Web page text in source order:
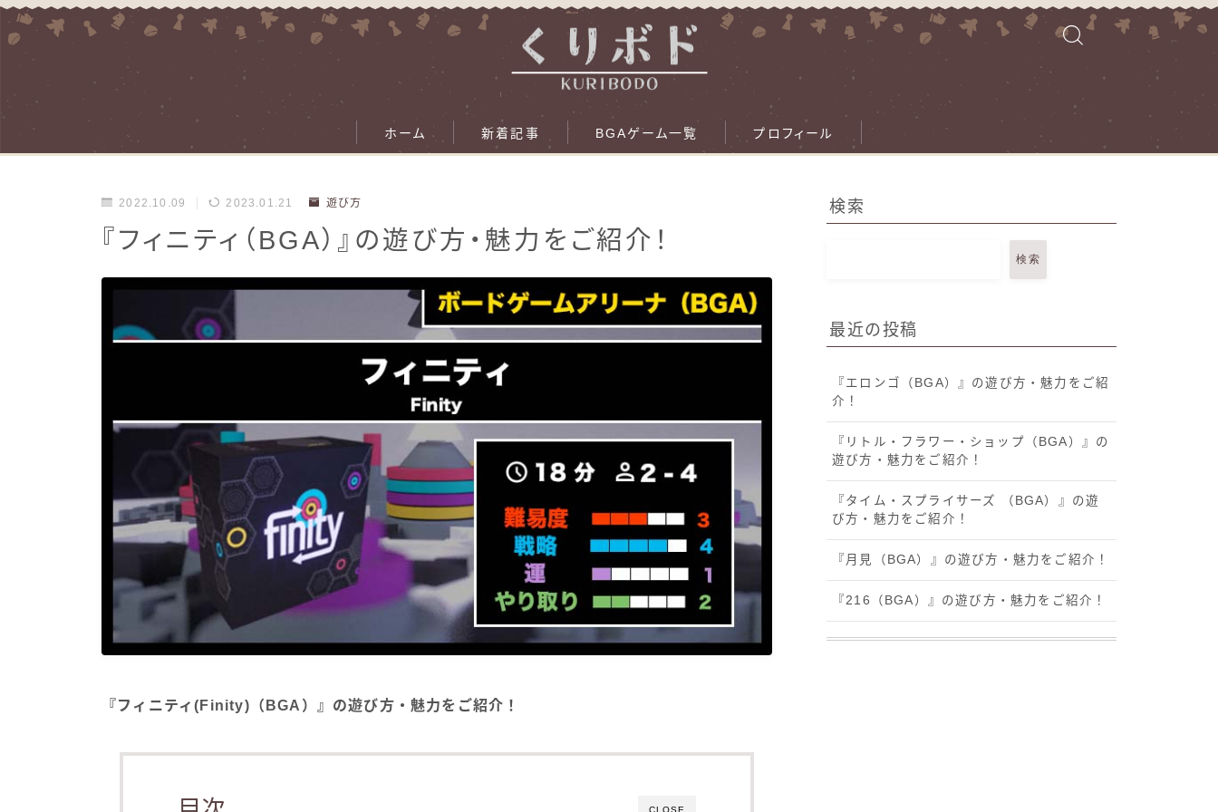
ホーム 新着記事 BGAゲーム一覧 プロフィール
2022.10.09 2023.01.21 遊び方
『フィニティ（BGA）』の遊び方・魅力をご紹介！
『フィニティ(Finity)（BGA）』の遊び方・魅力をご紹介！
CLOSE
検索
検索
最近の投稿
『エロンゴ（BGA）』の遊び方・魅力をご紹
介！
『リトル・フラワー・ショップ（BGA）』の
遊び方・魅力をご紹介！
『タイム・スプライサーズ （BGA）』の遊
び方・魅力をご紹介！
『月見（BGA）』の遊び方・魅力をご紹介！
『216（BGA）』の遊び方・魅力をご紹介！